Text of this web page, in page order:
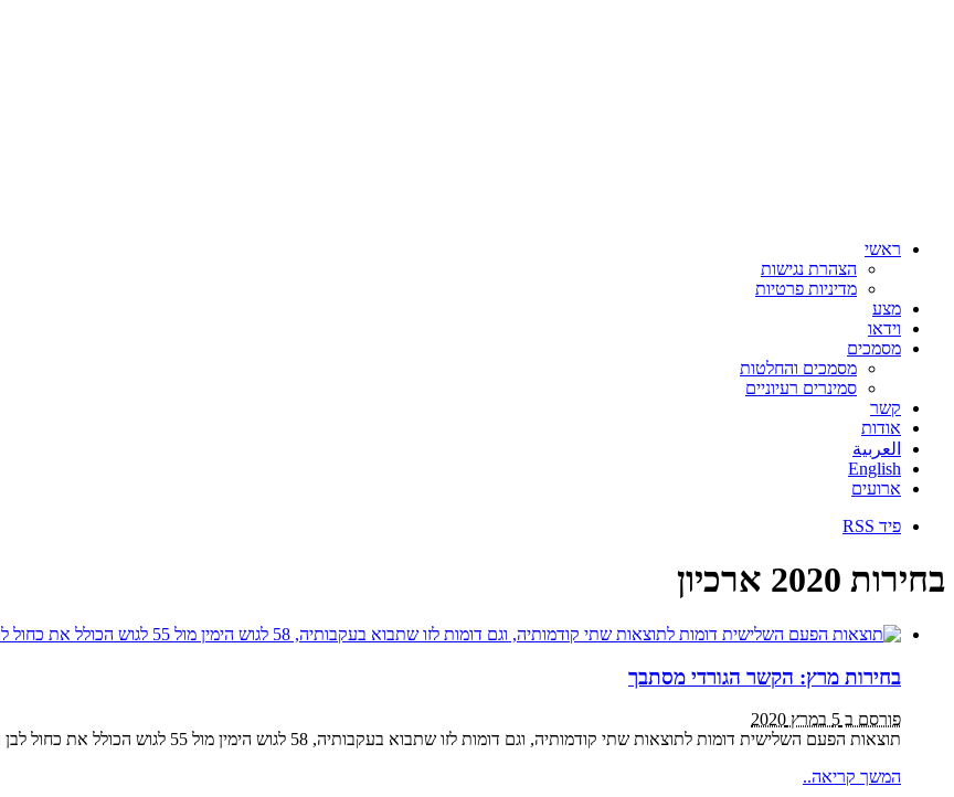
ראשי
הצהרת נגישות
מדיניות פרטיות
מצע
וידאו
מסמכים
מסמכים והחלטות
סמינרים רעיוניים
קשר
אודות
العربية
English
ארועים
פיד RSS
בחירות 2020 ארכיון
בחירות מרץ: הקשר הגורדי מסתבך
פורסם ב 5 במרץ 2020
תוצאות הפעם השלישית דומות לתוצאות שתי קודמותיה, וגם דומות לזו שתבוא בעקבותיה, 58 לגוש הימין מול 55 לגוש הכולל את כחול לבן והרשימה המשותפת, ובקיצור – אין הכרעה, ואין ממשלה. […]
המשך קריאה..